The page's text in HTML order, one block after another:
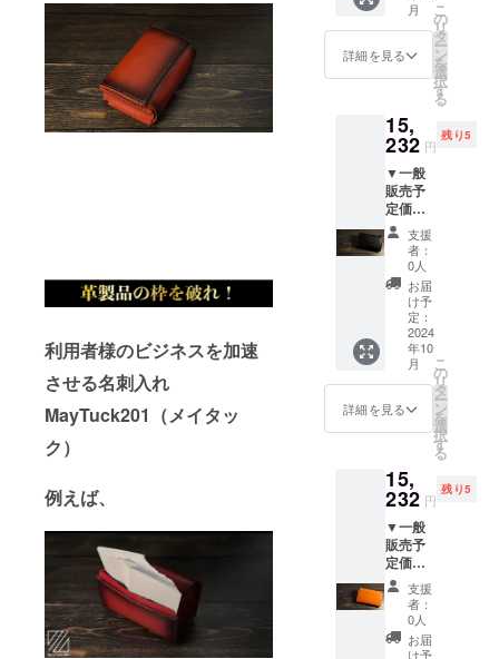
利用者様のビジネスを加速
させる名刺入れ
MayTuck201（メイタッ
ク）
例えば、
のでご
ださい
・表層
い為、
使い初
めに革
の素材
本来の
シワや
傷が目
立ちや
すく
なって
おりま
すが、
使い込
むほど
に表層
れ、シ
ワや傷
くなり
ます ・
二重に
検品検
査をし
ており
ますの
で、通
常使用
で何年
か月）
〇 使用
方法、
表層に
加工の
料仕上
げの革
になり
ます ・
素材の
塗料の
為、色
落ちが
ある場
合もあ
ります
のでご
ださい
・表層
い為、
使い初
めに革
の素材
本来の
シワや
傷が目
立ちや
すく
なって
小)、H
53.0㎜
(最大) /
ジタブ
ルタン
ニンア
ルゼン
チンレ
ザー 〇
取扱説
明書：
あり
（日本
語） 〇
保証：
あり（3
か月）
〇 使用
方法、
使用上
加工の
ない染
げの革
になり
ます ・
素材の
塗料の
為、色
落ちが
込・送
料込）
【セッ
ト内
容】
k201 ×
1個（レ
ディッ
シュブ
ラウ
ン） <
商品情
報> 〇
サイズ/
重量：
W 106
㎜ × D
66㎜ ×
H 12.5
㎜(最
小)、H
53.0㎜
材：ベ
ジタブ
ルタン
ニンア
ルゼン
チンレ
ザー 〇
取扱説
明書：
あり
月
詳細を見る
こ
の
リ
タ
ー
ン
を
選
択
す
る
15,
232 円
残り5
▼一般
販売予
定価格
23,800
円（税
込・送
料込）
→36%
OFF
15,232
円（税
込・送
料込）
【セッ
ト内
容】
k201 ×
1個
（カー
ムブ
ラッ
ク） <
商品情
報> 〇
サイズ/
重量：
W 106
支援
者：
0人
お届
け予
定：
2024
年10
月
詳細を見る
こ
の
リ
タ
ー
ン
を
選
択
す
る
15,
232 円
残り5
▼一般
販売予
定価格
23,800
円（税
込・送
料込）
→36%
支援
者：
0人
お届
け予